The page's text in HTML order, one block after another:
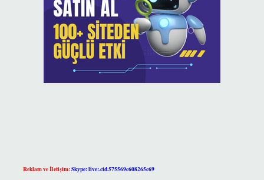
Reklam ve İletişim:Skype: live:.cid.575569c608265c69